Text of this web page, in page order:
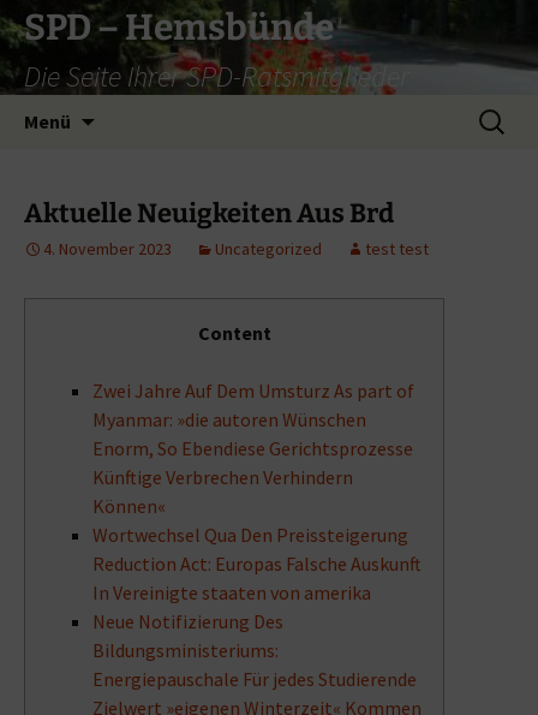
Zum
Inhalt
springen
SPD – Hemsbünde
Die Seite Ihrer SPD-Ratsmitglieder
Menü
Suche
nach:
Aktuelle Neuigkeiten Aus Brd
4. November 2023 Uncategorized test test
Content
Zwei Jahre Auf Dem Umsturz As part of
Myanmar: »die autoren Wünschen
Enorm, So Ebendiese Gerichtsprozesse
Künftige Verbrechen Verhindern
Können«
Wortwechsel Qua Den Preissteigerung
Reduction Act: Europas Falsche Auskunft
In Vereinigte staaten von amerika
Neue Notifizierung Des
Bildungsministeriums:
Energiepauschale Für jedes Studierende
Zielwert »eigenen Winterzeit« Kommen